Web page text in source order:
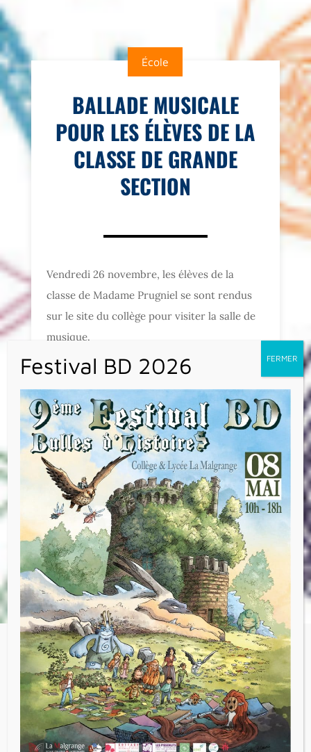
École
BALLADE MUSICALE
POUR LES ÉLÈVES DE LA
CLASSE DE GRANDE
SECTION
Vendredi 26 novembre, les élèves de la
classe de Madame Prugniel se sont rendus
sur le site du collège pour visiter la salle de
musique.
Monsieur Claudel les a accueillis et leur a
fait découvrir des instruments à vent :
trompette, tuba, trombone, bugle,…Les
enfants ont appris ce qu’est une
embouchure, un piston, des pistons,…
Un grand merci à Monsieur Claudel ! Les
enfants ont passé un très bon moment !